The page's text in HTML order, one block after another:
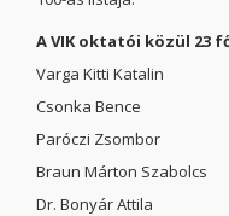
A VIK oktatói közül 23
Varga Kitti Katalin
Csonka Bence
Paróczi Zsombor
Braun Márton Szabolcs
Dr. Bonyár Attila